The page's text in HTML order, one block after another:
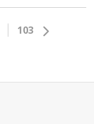
103